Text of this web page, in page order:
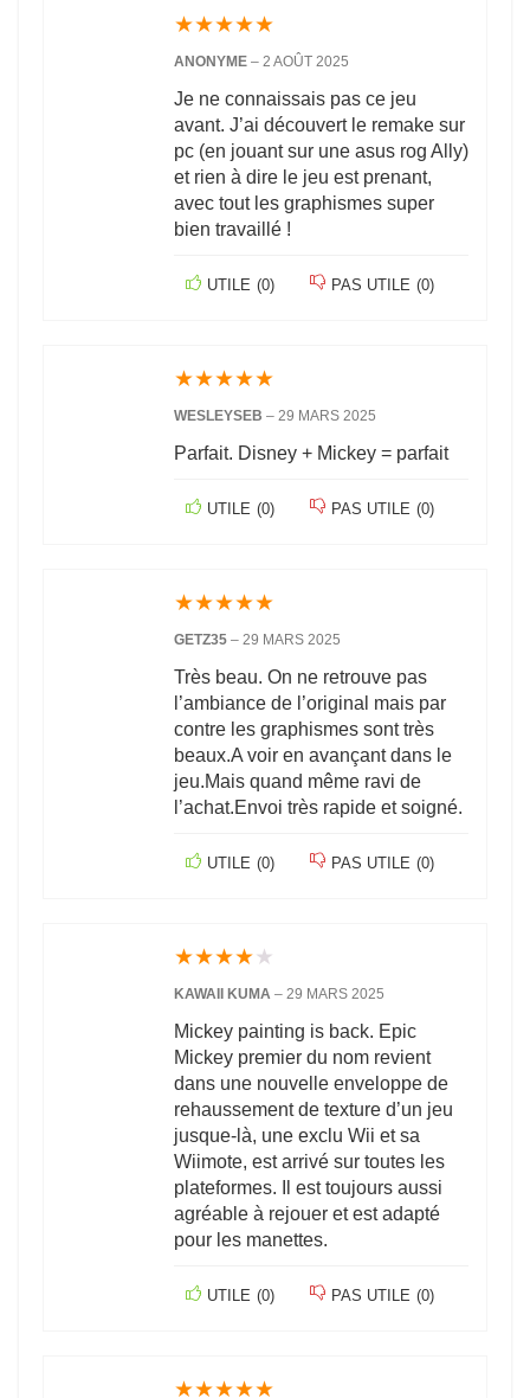
★★★★★
ANONYME – 2 AOÛT 2025
Je ne connaissais pas ce jeu
avant. J’ai découvert le remake sur
pc (en jouant sur une asus rog Ally)
et rien à dire le jeu est prenant,
avec tout les graphismes super
bien travaillé !
UTILE (0) PAS UTILE (0)
★★★★★
WESLEYSEB – 29 MARS 2025
Parfait. Disney + Mickey = parfait
UTILE (0) PAS UTILE (0)
★★★★★
GETZ35 – 29 MARS 2025
Très beau. On ne retrouve pas
l’ambiance de l’original mais par
contre les graphismes sont très
beaux.A voir en avançant dans le
jeu.Mais quand même ravi de
l’achat.Envoi très rapide et soigné.
UTILE (0) PAS UTILE (0)
★★★★★
KAWAII KUMA – 29 MARS 2025
Mickey painting is back. Epic
Mickey premier du nom revient
dans une nouvelle enveloppe de
rehaussement de texture d’un jeu
jusque-là, une exclu Wii et sa
Wiimote, est arrivé sur toutes les
plateformes. Il est toujours aussi
agréable à rejouer et est adapté
pour les manettes.
UTILE (0) PAS UTILE (0)
★★★★★